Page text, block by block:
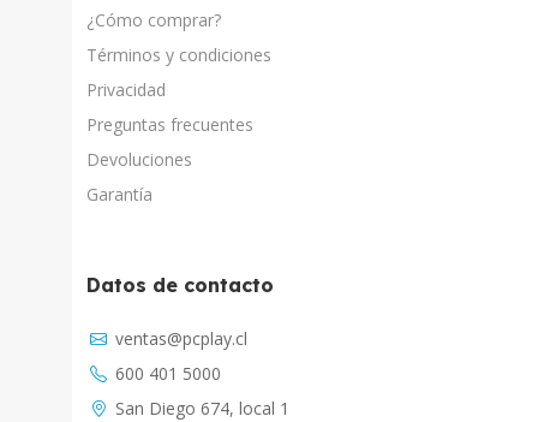
¿Cómo comprar?
Términos y condiciones
Privacidad
Preguntas frecuentes
Devoluciones
Garantía
Datos de contacto
ventas@pcplay.cl
600 401 5000
San Diego 674, local 1
Chat con IA
PcPlay Santiago / Web